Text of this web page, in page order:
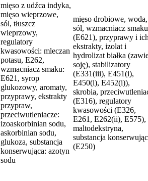
mięso z udźca indyka,
mięso wieprzowe,
sól, tłuszcz
wieprzowy,
regulatory
kwasowości: mleczan
potasu, E262,
wzmacniacz smaku:
E621, syrop
glukozowy, aromaty,
przyprawy, ekstrakty
przypraw,
przeciwutleniacze:
izoaskorbinian sodu,
askorbinian sodu,
glukoza, substancja
konserwująca: azotyn
sodu
mięso drobiowe, woda,
sól, wzmacniacz smaku
(E621), przyprawy i
ekstrakty, izolat i
hydrolizat białka
soję), stabilizatory
(E331(iii), E451(i),
E450(i), E452(i)),
skrobia,
(E316), regulatory
kwasowości (E326,
E261, E262(ii), E575),
maltodekstryna,
substancja
(E250)